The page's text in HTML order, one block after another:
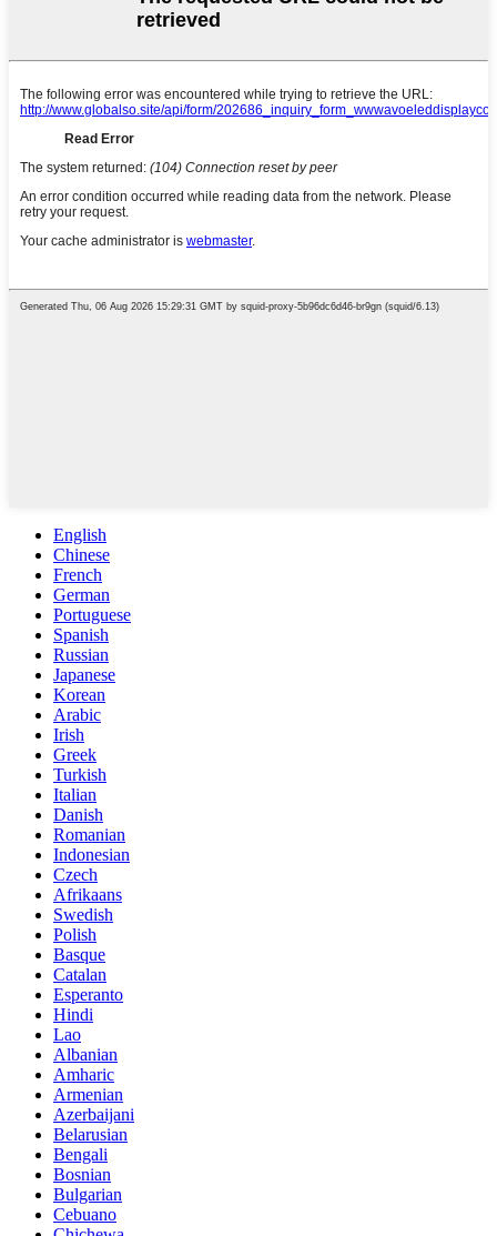
English
Chinese
French
German
Portuguese
Spanish
Russian
Japanese
Korean
Arabic
Irish
Greek
Turkish
Italian
Danish
Romanian
Indonesian
Czech
Afrikaans
Swedish
Polish
Basque
Catalan
Esperanto
Hindi
Lao
Albanian
Amharic
Armenian
Azerbaijani
Belarusian
Bengali
Bosnian
Bulgarian
Cebuano